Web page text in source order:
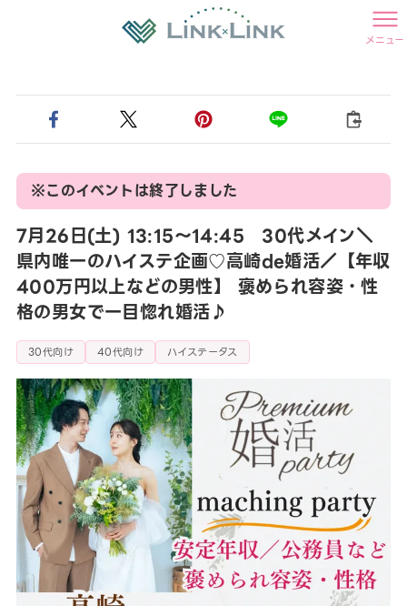
メニュー
※このイベントは終了しました
7月26日(土) 13:15〜14:45 30代メイン＼
県内唯一のハイステ企画♡高崎de婚活／【年収
400万円以上などの男性】 褒められ容姿・性
格の男女で一目惚れ婚活♪
30代向け 40代向け ハイステータス